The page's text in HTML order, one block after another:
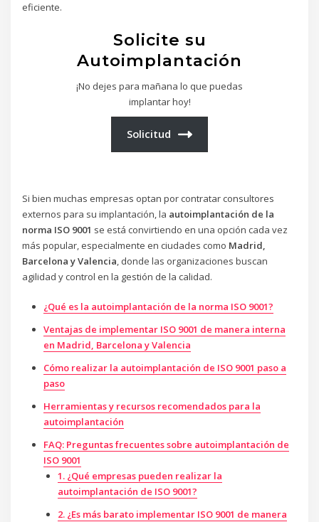
eficiente.
Solicite su
Autoimplantación
¡No dejes para mañana lo que puedas
implantar hoy!
Solicitud
Si bien muchas empresas optan por contratar consultores
externos para su implantación, la autoimplantación de la
norma ISO 9001 se está convirtiendo en una opción cada vez
más popular, especialmente en ciudades como Madrid,
Barcelona y Valencia , donde las organizaciones buscan
agilidad y control en la gestión de la calidad.
¿Qué es la autoimplantación de la norma ISO 9001?
Ventajas de implementar ISO 9001 de manera interna
en Madrid, Barcelona y Valencia
Cómo realizar la autoimplantación de ISO 9001 paso a
paso
Herramientas y recursos recomendados para la
autoimplantación
FAQ: Preguntas frecuentes sobre autoimplantación de
ISO 9001
1. ¿Qué empresas pueden realizar la
autoimplantación de ISO 9001?
2. ¿Es más barato implementar ISO 9001 de manera